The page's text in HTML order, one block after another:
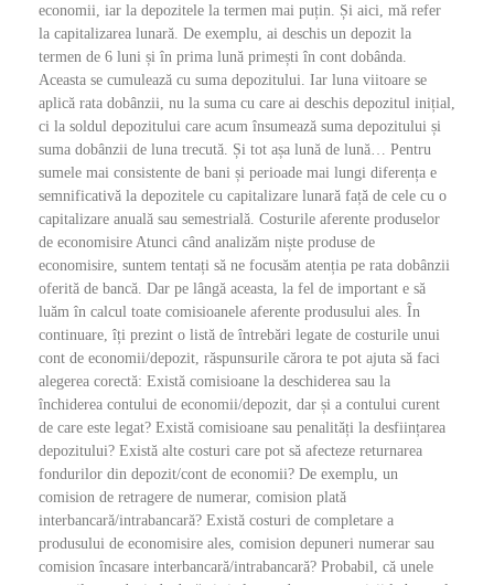
economii, iar la depozitele la termen mai puțin. Și aici, mă refer
la capitalizarea lunară. De exemplu, ai deschis un depozit la
termen de 6 luni și în prima lună primești în cont dobânda.
Aceasta se cumulează cu suma depozitului. Iar luna viitoare se
aplică rata dobânzii, nu la suma cu care ai deschis depozitul inițial,
ci la soldul depozitului care acum însumează suma depozitului și
suma dobânzii de luna trecută. Și tot așa lună de lună… Pentru
sumele mai consistente de bani și perioade mai lungi diferența e
semnificativă la depozitele cu capitalizare lunară față de cele cu o
capitalizare anuală sau semestrială. Costurile aferente produselor
de economisire Atunci când analizăm niște produse de
economisire, suntem tentați să ne focusăm atenția pe rata dobânzii
oferită de bancă. Dar pe lângă aceasta, la fel de important e să
luăm în calcul toate comisioanele aferente produsului ales. În
continuare, îți prezint o listă de întrebări legate de costurile unui
cont de economii/depozit, răspunsurile cărora te pot ajuta să faci
alegerea corectă: Există comisioane la deschiderea sau la
închiderea contului de economii/depozit, dar și a contului curent
de care este legat? Există comisioane sau penalități la desființarea
depozitului? Există alte costuri care pot să afecteze returnarea
fondurilor din depozit/cont de economii? De exemplu, un
comision de retragere de numerar, comision plată
interbancară/intrabancară? Există costuri de completare a
produsului de economisire ales, comision depuneri numerar sau
comision încasare interbancară/intrabancară? Probabil, că unele